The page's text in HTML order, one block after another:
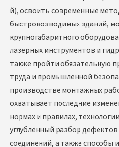
й), освоить современные
быстровозводимых зданий,
крупногабаритного
лазерных инструментов и
также пройти обязательную
труда и промышленной
производстве монтажных
охватывает последние
нормах и правилах,
углублённый разбор
соединений, а также способы